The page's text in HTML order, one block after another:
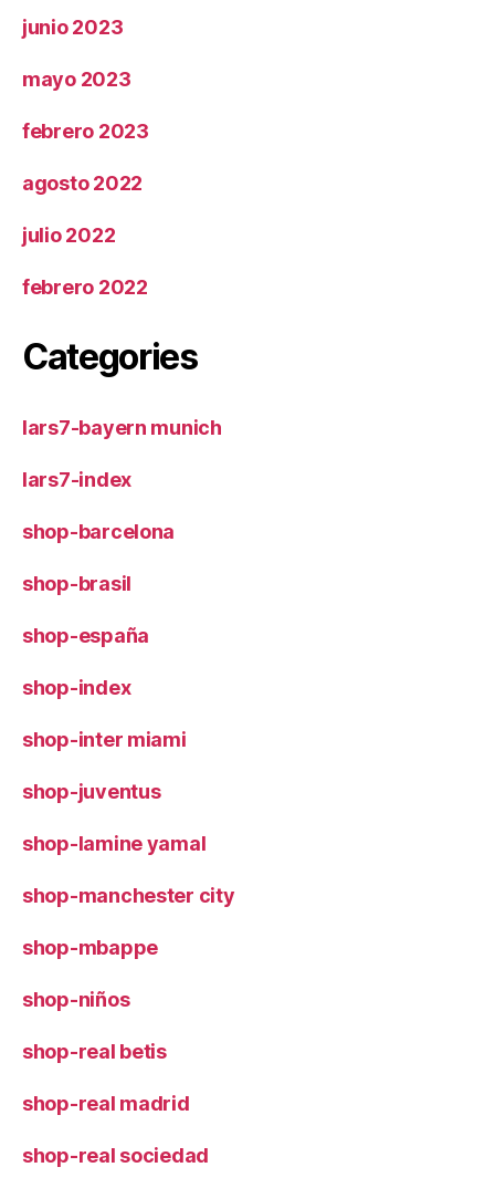
junio 2023
mayo 2023
febrero 2023
agosto 2022
julio 2022
febrero 2022
Categories
lars7-bayern munich
lars7-index
shop-barcelona
shop-brasil
shop-españa
shop-index
shop-inter miami
shop-juventus
shop-lamine yamal
shop-manchester city
shop-mbappe
shop-niños
shop-real betis
shop-real madrid
shop-real sociedad